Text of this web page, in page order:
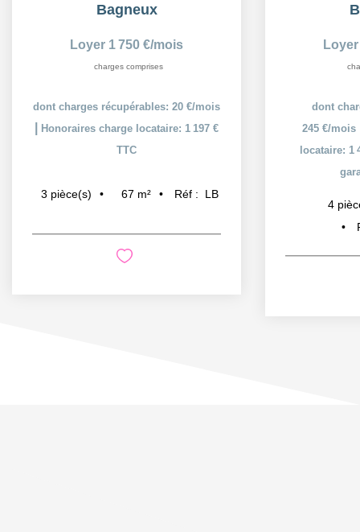
Bagneux
Loyer 1 750 €/mois
charges comprises
dont charges récupérables: 20 €/mois
Honoraires charge locataire: 1 197 €
TTC
3 pièce(s) 67 m² Réf : LB
dont
245 €/mois
locataire: 1
4